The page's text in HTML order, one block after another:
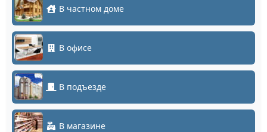
В частном доме
В офисе
В подъезде
В магазине